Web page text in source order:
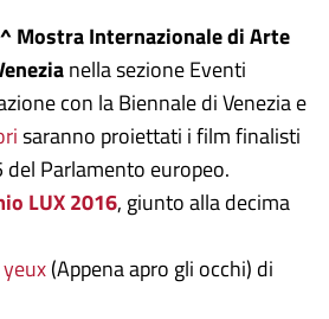
Mostra Internazionale di Arte
nella sezione Eventi
con la Biennale di Venezia e
saranno proiettati i film finalisti
Parlamento europeo.
LUX 2016, giunto alla decima
(Appena apro gli occhi) di